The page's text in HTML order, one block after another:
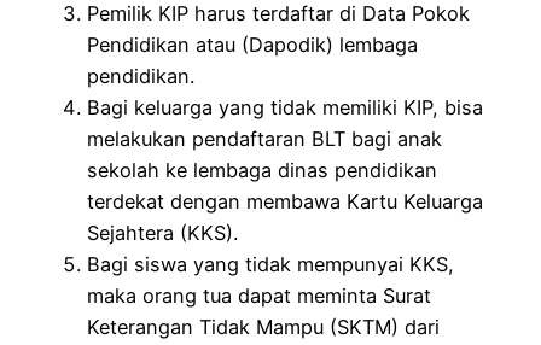
Pemilik KIP harus terdaftar di Data Pokok
Pendidikan atau (Dapodik) lembaga
pendidikan.
Bagi keluarga yang tidak memiliki KIP, bisa
melakukan pendaftaran BLT bagi anak
sekolah ke lembaga dinas pendidikan
terdekat dengan membawa Kartu Keluarga
Sejahtera (KKS).
Bagi siswa yang tidak mempunyai KKS,
maka orang tua dapat meminta Surat
Keterangan Tidak Mampu (SKTM) dari